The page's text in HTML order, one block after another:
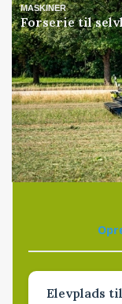
MASKINER
Forserie til
Elevplads